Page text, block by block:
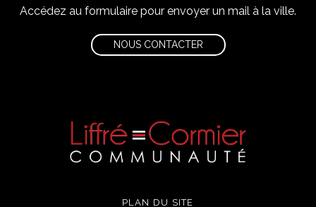
Accédez au formulaire pour envoyer un mail à la ville.
NOUS CONTACTER
PLAN DU SITE